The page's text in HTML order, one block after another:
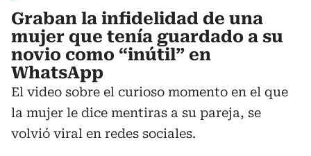
Graban la infidelidad de una
mujer que tenía guardado a su
novio como “inútil” en
WhatsApp
El video sobre el curioso momento en el que
la mujer le dice mentiras a su pareja, se
volvió viral en redes sociales.